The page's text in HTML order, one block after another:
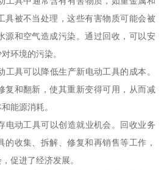
具被不当处理，这些有害物质可能会被
源和空气造成污染。通过回收，可以安
环境的污染。
具可以降低生产新电动工具的成本。
复和翻新，使其重新变得可用，从而减
能源消耗。
电动工具可以创造就业机会。回收业务
的收集、拆解、修复和再销售等工作，
促进了经济发展。